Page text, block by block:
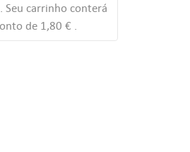
Seu carrinho conterá
de 1,80 € .